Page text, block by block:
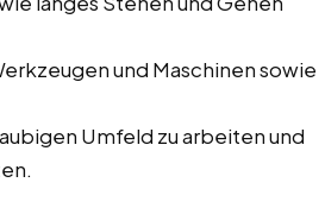
und Maschinen sowie
Umfeld zu arbeiten und